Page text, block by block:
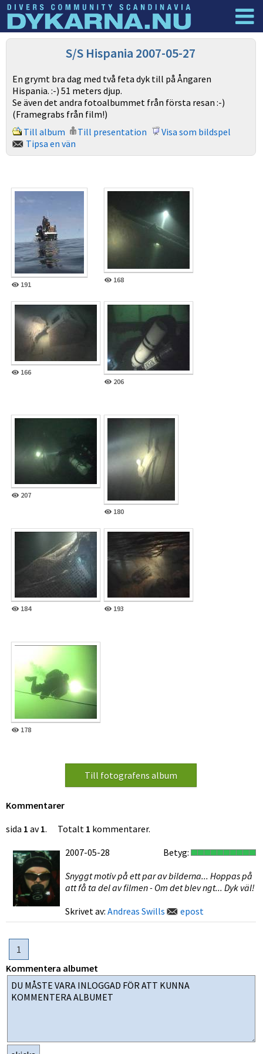
Dyknyheter S/S Hispania 2007-05-27
En grymt bra dag med två feta dyk till på Ångaren
Hispania. :-) 51 meters djup.
Se även det andra fotoalbummet från första resan :-)
(Framegrabs från film!)
Till album
Till presentation
Visa som bildspel
Tipsa en vän
191
168
166
206
207
180
184 193
178
Kommentarer
sida 1 av1. Totalt 1 kommentarer.
2007-05-28
Betyg:
Snyggt motiv på ett par av bilderna... Hoppas på
att få ta del av filmen - Om det blev ngt... Dyk väl!
Skrivet av: Andreas Swills epost
1
Kommentera albumet